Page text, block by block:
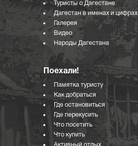
Туристы о Дагестане
Дагестан в именах и цифрах
Галерея
Видео
Народы Дагестана
Поехали!
Памятка туристу
Как добраться
Где остановиться
Где перекусить
Что посетить
Что купить
Активный отдых